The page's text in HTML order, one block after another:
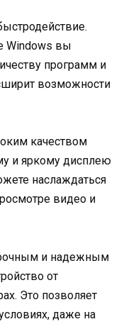
Windows вы
программ и
возможности
качеством
и яркому дисплею
наслаждаться
видео и
и надежным
от
Это позволяет
даже на